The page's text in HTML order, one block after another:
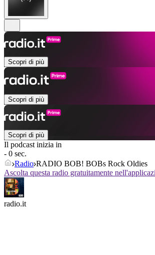
Scopri di più
Scopri di più
Scopri di più
Il podcast inizia in
- 0 sec.
Radio RADIO BOB! BOBs Rock Oldies
Ascolta questa radio gratuitamente
radio.it